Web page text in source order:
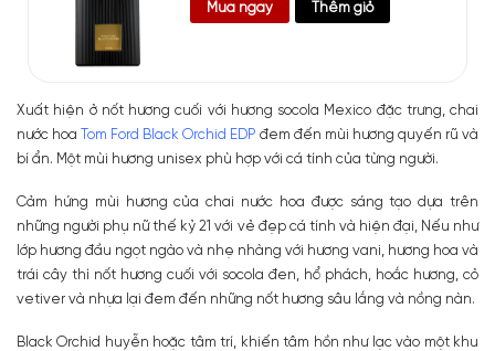
Mua ngay Thêm giỏ
Xuất hiện ở nốt hương cuối với hương socola Mexico đặc trưng, chai
nước hoa
Tom Ford Black Orchid EDP đem đến mùi hương quyến rũ và
bí ẩn. Một mùi hương unisex phù hợp với cá tính của từng người.
Cảm hứng mùi hương của chai nước hoa được sáng tạo dựa trên
những người phụ nữ thế kỷ 21 với vẻ đẹp cá tính và hiện đại, Nếu như
lớp hương đầu ngọt ngào và nhẹ nhàng với hương vani, hương hoa và
trái cây thì nốt hương cuối với socola đen, hổ phách, hoắc hương, cỏ
vetiver và nhựa lại đem đến những nốt hương sâu lắng và nồng nàn.
Black Orchid huyễn hoặc tâm trí, khiến tâm hồn như lạc vào một khu